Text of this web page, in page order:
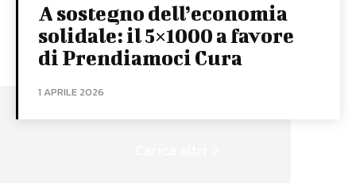
A sostegno dell’economia
solidale: il 5×1000 a favore
di Prendiamoci Cura
1 APRILE 2026